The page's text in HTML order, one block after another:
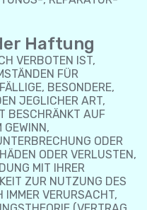
Haftung
VERBOTEN IST,
FÜR
BESONDERE,
JEGLICHER ART,
BESCHRÄNKT AUF
GEWINN,
ODER
ODER VERLUSTEN,
MIT IHRER
ZUR NUTZUNG DES
IMMER VERURSACHT,